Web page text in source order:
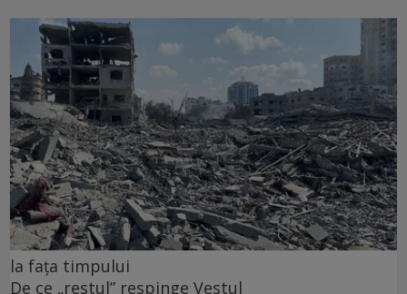
la fața timpului
De ce „restul” respinge Vestul